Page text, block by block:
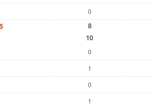
0
8
10
0
1
0
1